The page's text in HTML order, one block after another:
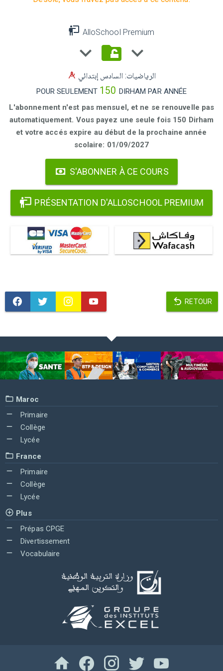
AlloSchool Premium
الرياضيات: السادس إبتدائي
POUR SEULEMENT 150 DIRHAM PAR ANNÉE
L'abonnement n'est pas mensuel, et ne se renouvelle pas
automatiquement. Vous payez une seule fois 150 Dirham
et votre accés expire au début de la prochaine année
scolaire: 01/09/2027
S'ABONNER À CE COURS
PRÉSENTATION D'ALLOSCHOOL PREMIUM
RETOUR
Maroc
Primaire
Collège
Lycée
France
Primaire
Collège
Lycée
Plus
Prépas CPGE
Divertissement
Vocabulaire